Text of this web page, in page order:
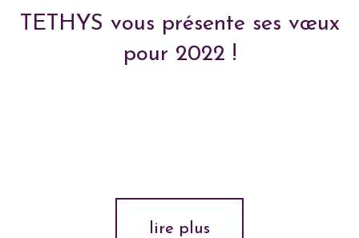
TETHYS vous présente ses vœux
pour 2022 !
lire plus